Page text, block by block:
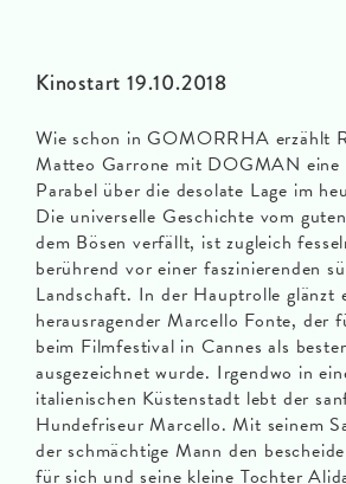
Kinostart 19.10.2018
Wie schon in GOMORRHA erzählt
Matteo Garrone mit DOGMAN eine
Parabel über die desolate Lage im
Die universelle Geschichte vom
dem Bösen verfällt, ist zugleich
berührend vor einer faszinierenden
Landschaft. In der Hauptrolle glänzt
herausragender Marcello Fonte, der
beim Filmfestival in Cannes als
ausgezeichnet wurde. Irgendwo in
italienischen Küstenstadt lebt der
Hundefriseur Marcello. Mit seinem
der schmächtige Mann den
für sich und seine kleine Tochter